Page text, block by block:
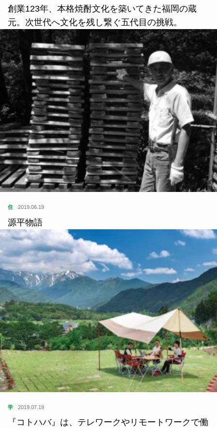
創業123年、本格焼酎文化を築いてきた福岡の蔵
元。次世代へ文化を残し繋ぐ五代目の挑戦。
住 2019.06.19
源平物語
学 2019.07.19
『コトハバ』は、テレワークやリモートワークで働